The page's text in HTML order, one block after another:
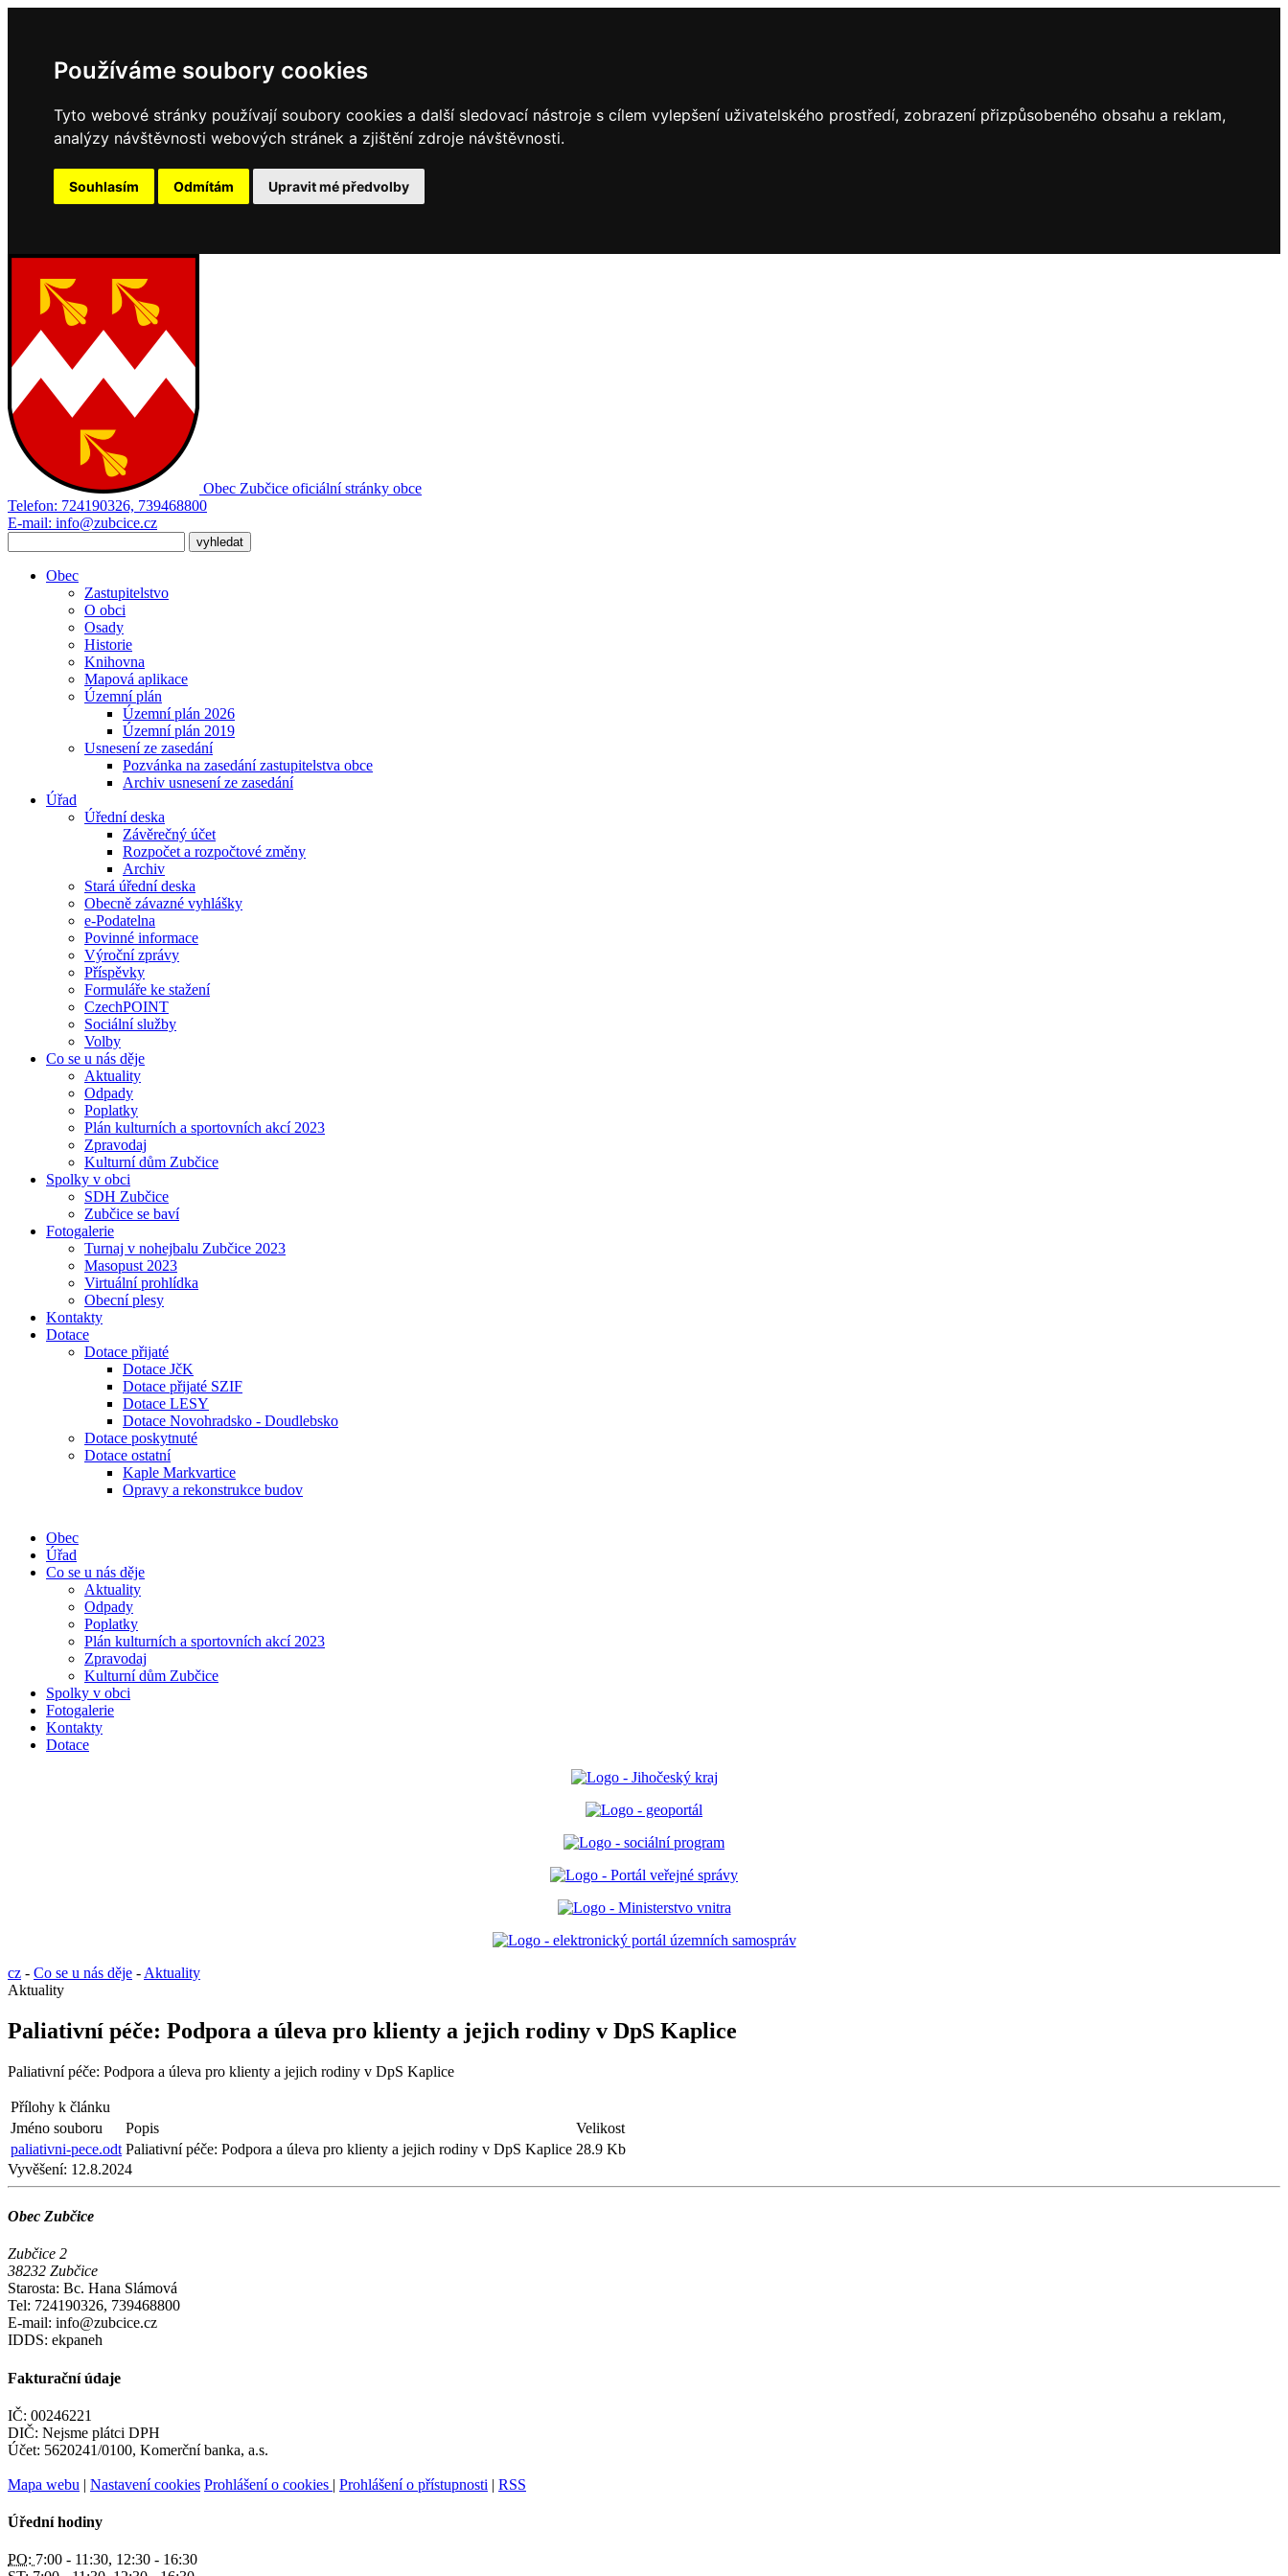
Používáme soubory cookies
Tyto webové stránky používají soubory cookies a další sledovací nástroje s cílem vylepšení uživatelského prostředí, zobrazení přizpůsobeného obsahu a reklam,
analýzy návštěvnosti webových stránek a zjištění zdroje návštěvnosti.
Souhlasím Odmítám Upravit mé předvolby
Obec Zubčice oficiální stránky obce
Telefon: 724190326, 739468800
E-mail: info@zubcice.cz
Obec
Zastupitelstvo
O obci
Osady
Historie
Knihovna
Mapová aplikace
Územní plán
Územní plán 2026
Územní plán 2019
Usnesení ze zasedání
Pozvánka na zasedání zastupitelstva obce
Archiv usnesení ze zasedání
Úřad
Úřední deska
Závěrečný účet
Rozpočet a rozpočtové změny
Archiv
Stará úřední deska
Obecně závazné vyhlášky
e-Podatelna
Povinné informace
Výroční zprávy
Příspěvky
Formuláře ke stažení
CzechPOINT
Sociální služby
Volby
Co se u nás děje
Aktuality
Odpady
Poplatky
Plán kulturních a sportovních akcí 2023
Zpravodaj
Kulturní dům Zubčice
Spolky v obci
SDH Zubčice
Zubčice se baví
Fotogalerie
Turnaj v nohejbalu Zubčice 2023
Masopust 2023
Virtuální prohlídka
Obecní plesy
Kontakty
Dotace
Dotace přijaté
Dotace JčK
Dotace přijaté SZIF
Dotace LESY
Dotace Novohradsko - Doudlebsko
Dotace poskytnuté
Dotace ostatní
Kaple Markvartice
Opravy a rekonstrukce budov
Obec
Úřad
Co se u nás děje
Aktuality
Odpady
Poplatky
Plán kulturních a sportovních akcí 2023
Zpravodaj
Kulturní dům Zubčice
Spolky v obci
Fotogalerie
Kontakty
Dotace
cz - Co se u nás děje - Aktuality
Aktuality
Paliativní péče: Podpora a úleva pro klienty a jejich rodiny v DpS Kaplice
Paliativní péče: Podpora a úleva pro klienty a jejich rodiny v DpS Kaplice
Přílohy k článku
Jméno souboru
Popis
Velikost
paliativni-pece.odt Paliativní péče: Podpora a úleva pro klienty a jejich rodiny v DpS Kaplice 28.9 Kb
Vyvěšení: 12.8.2024
Obec Zubčice
Zubčice 2
38232 Zubčice
Starosta: Bc. Hana Slámová
Tel: 724190326, 739468800
E-mail: info@zubcice.cz
IDDS: ekpaneh
Fakturační údaje
IČ: 00246221
DIČ: Nejsme plátci DPH
Účet: 5620241/0100, Komerční banka, a.s.
Mapa webu | Nastavení cookies Prohlášení o cookies | Prohlášení o přístupnosti | RSS
Úřední hodiny
PO: 7:00 - 11:30, 12:30 - 16:30